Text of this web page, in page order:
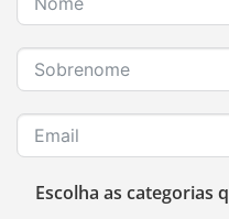
Escolha as categorias